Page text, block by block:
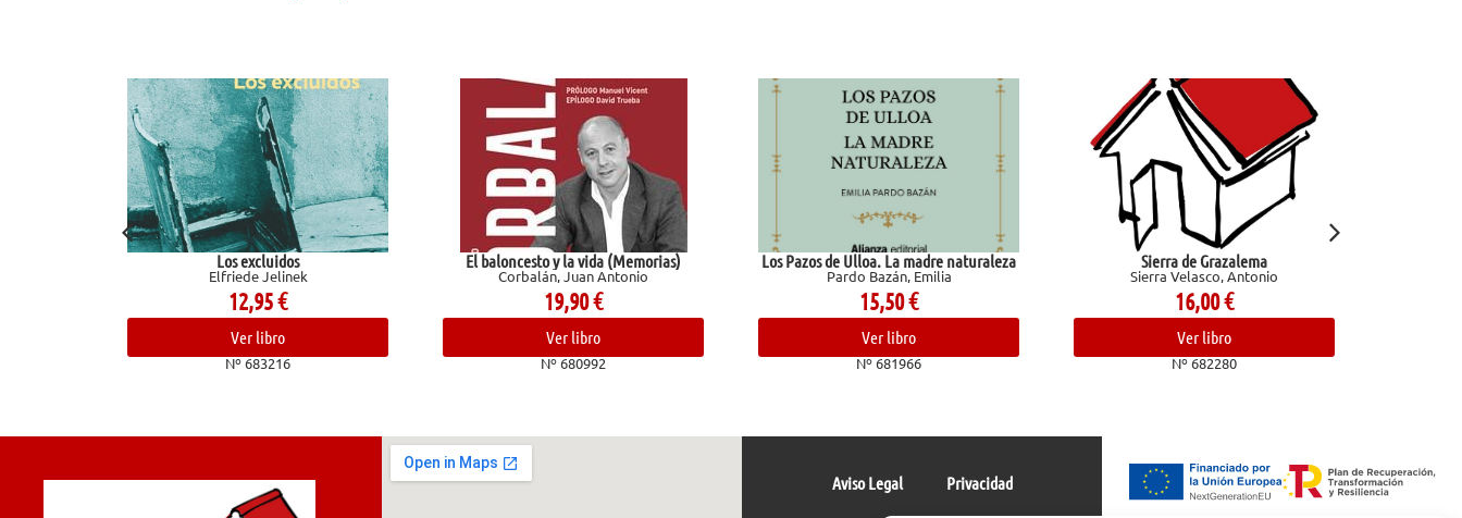
Los excluidos
Elfriede Jelinek
€
Ver libro
Nº 683216
El baloncesto y la vida (Memorias)
Corbalán, Juan Antonio
€
Ver libro
Nº 680992
Los Pazos de Ulloa. La madre naturaleza
Pardo Bazán, Emilia
€
Ver libro
Nº 681966
Sierra de Grazalema
Sierra Velasco, Antonio
€
Ver libro
Nº 682280
Aviso Legal Privacidad